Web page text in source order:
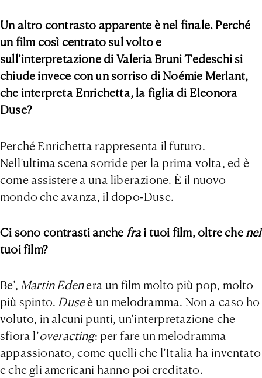
Un altro contrasto apparente è nel finale. Perché
un film così centrato sul volto e
sull’interpretazione di Valeria Bruni Tedeschi si
chiude invece con un sorriso di Noémie Merlant,
che interpreta Enrichetta, la figlia di Eleonora
Duse?
Perché Enrichetta rappresenta il futuro.
Nell’ultima scena sorride per la prima volta, ed è
come assistere a una liberazione. È il nuovo
mondo che avanza, il dopo-Duse.
Ci sono contrasti anche frai tuoi film, oltre che nei
tuoi film?
Be’, Martin Edenera un film molto più pop, molto
più spinto. Duseè un melodramma. Non a caso ho
voluto, in alcuni punti, un’interpretazione che
sfiora l’overacting: per fare un melodramma
appassionato, come quelli che l’Italia ha inventato
e che gli americani hanno poi ereditato.